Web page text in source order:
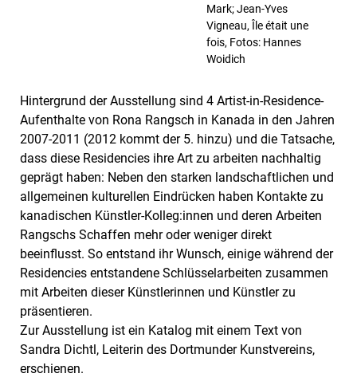
Mark; Jean-Yves
Vigneau, Île était une
fois, Fotos: Hannes
Woidich
Hintergrund der Ausstellung sind 4 Artist-in-Residence-
Aufenthalte von Rona Rangsch in Kanada in den Jahren
2007-2011 (2012 kommt der 5. hinzu) und die Tatsache,
dass diese Residencies ihre Art zu arbeiten nachhaltig
geprägt haben: Neben den starken landschaftlichen und
allgemeinen kulturellen Eindrücken haben Kontakte zu
kanadischen Künstler-Kolleg:innen und deren Arbeiten
Rangschs Schaffen mehr oder weniger direkt
beeinflusst. So entstand ihr Wunsch, einige während der
Residencies entstandene Schlüsselarbeiten zusammen
mit Arbeiten dieser Künstlerinnen und Künstler zu
präsentieren.
Zur Ausstellung ist ein Katalog mit einem Text von
Sandra Dichtl, Leiterin des Dortmunder Kunstvereins,
erschienen.